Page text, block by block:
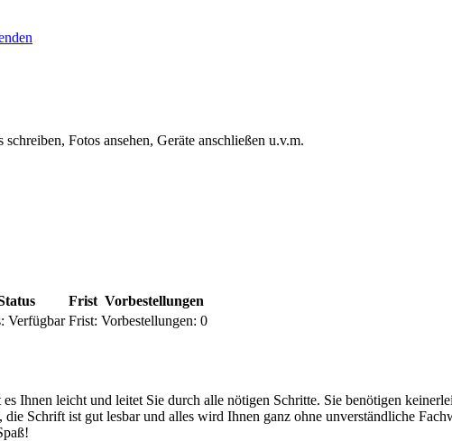
Fotos ansehen, Geräte anschließen u.v.m.
Frist Vorbestellungen
Verfügbar Frist: Vorbestellungen: 0
Ihnen leicht und leitet Sie durch alle nötigen Schritte. Sie benötigen
Schrift ist gut lesbar und alles wird Ihnen ganz ohne unverständliche